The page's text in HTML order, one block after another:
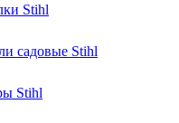
Stihl
садовые Stihl
Stihl